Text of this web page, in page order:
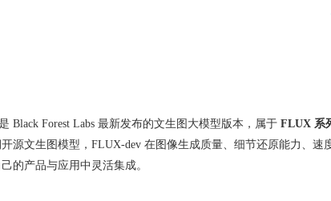
Black Forest Labs 最新发布的文生图大模型版本，属于 FLUX 系
源文生图模型，FLUX-dev 在图像生成质量、细节还原能力、
的产品与应用中灵活集成。